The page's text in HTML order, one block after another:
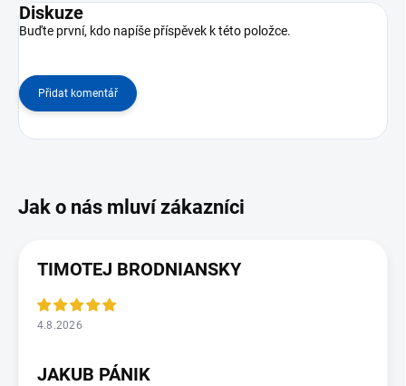
Diskuze
Buďte první, kdo napíše příspěvek k této položce.
Přidat komentář
TIMOTEJ BRODNIANSKY
4.8.2026
JAKUB PÁNIK